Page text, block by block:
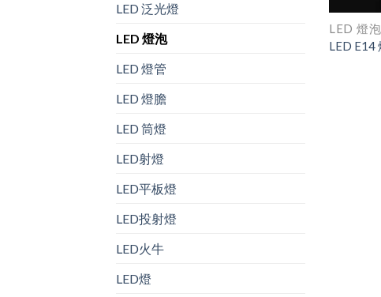
LED 泛光燈
LED 燈泡
LED 燈管
LED 燈膽
LED 筒燈
LED射燈
LED平板燈
LED投射燈
LED火牛
LED燈
LED 燈泡
LED E14